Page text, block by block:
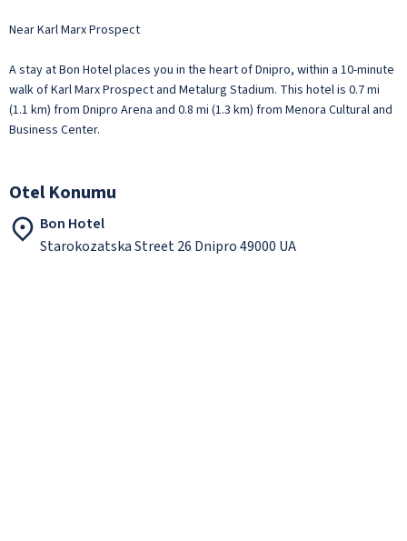
Near Karl Marx Prospect
A stay at Bon Hotel places you in the heart of Dnipro, within a 10-minute
walk of Karl Marx Prospect and Metalurg Stadium. This hotel is 0.7 mi
(1.1 km) from Dnipro Arena and 0.8 mi (1.3 km) from Menora Cultural and
Business Center.
Otel Konumu
Bon Hotel
Starokozatska Street 26 Dnipro 49000 UA